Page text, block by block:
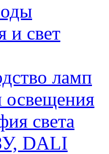
и свет
ламп
освещения
света
DALI